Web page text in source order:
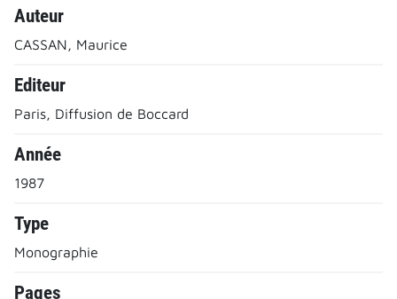
Auteur
CASSAN, Maurice
Editeur
Paris, Diffusion de Boccard
Année
1987
Type
Monographie
Pages